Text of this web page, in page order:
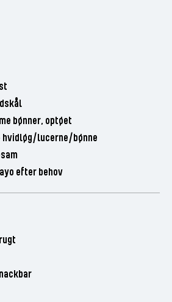
bønner, optøet
lucerne/bønne
efter behov